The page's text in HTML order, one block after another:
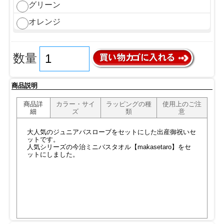
グリーン
オレンジ
数量
商品説明
商品詳
細
カラー・サイ
ズ
ラッピングの種
類
使用上のご注
意
大人気のジュニアバスローブをセットにした出産御祝いセ
ットです。
人気シリーズの今治ミニバスタオル【makasetaro】をセ
ットにしました。